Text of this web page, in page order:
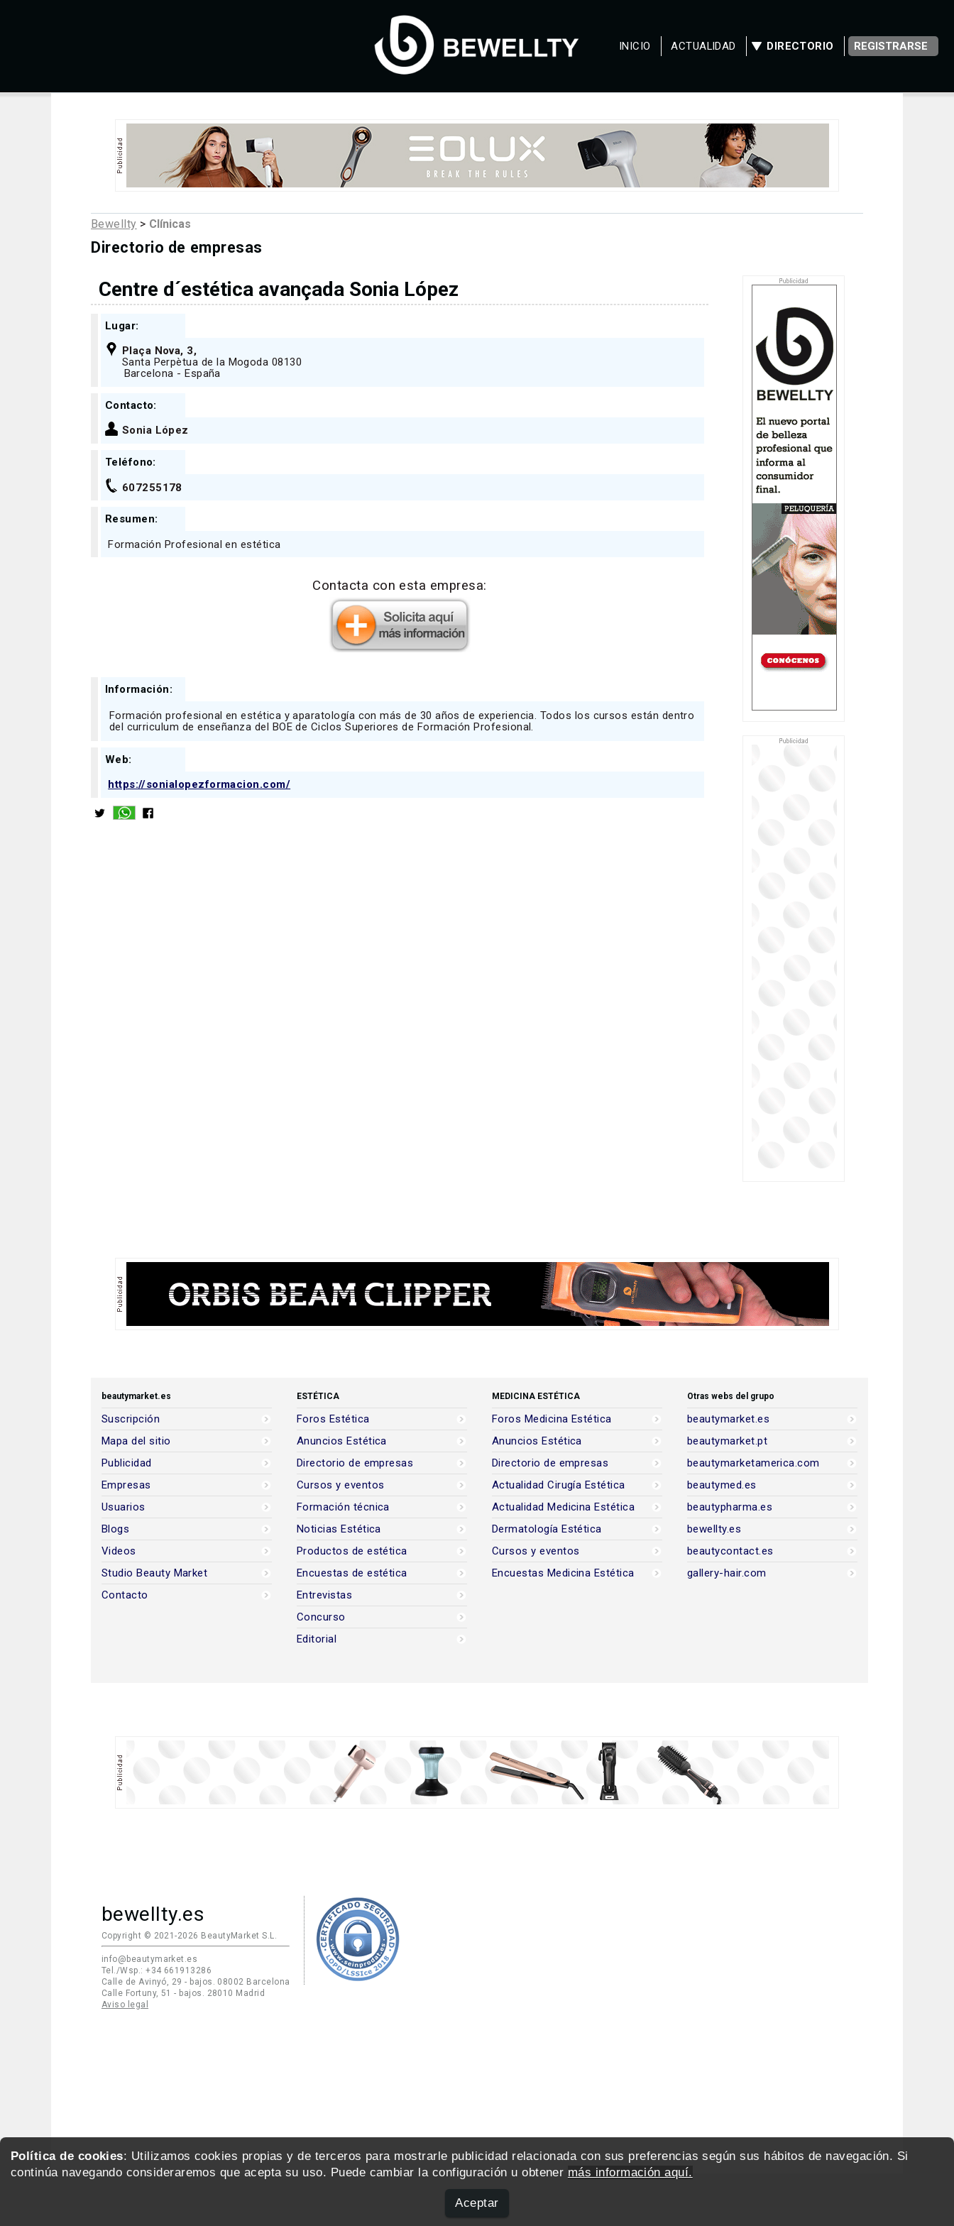
Política de cookies: Utilizamos cookies propias y de terceros para mostrarle publicidad relacionada con sus preferencias según sus hábitos de navegación. Si
continúa navegando consideraremos que acepta su uso. Puede cambiar la configuración u obtener más información aquí.
Aceptar
INICIO ACTUALIDAD DIRECTORIO REGISTRARSE
Bewellty > Clínicas
Directorio de empresas
Centre d´estética avançada Sonia López
Lugar:
Plaça Nova, 3,
Santa Perpètua de la Mogoda 08130
Barcelona - España
Contacto:
Sonia López
Teléfono:
607255178
Resumen:
Formación Profesional en estética
Contacta con esta empresa:
Información:
Formación profesional en estética y aparatología con más de 30 años de experiencia. Todos los cursos están dentro
del curriculum de enseñanza del BOE de Ciclos Superiores de Formación Profesional.
Web:
https://sonialopezformacion.com/
beautymarket.es
Suscripción
Mapa del sitio
Publicidad
Empresas
Usuarios
Blogs
Videos
Studio Beauty Market
Contacto
ESTÉTICA
Foros Estética
Anuncios Estética
Directorio de empresas
Cursos y eventos
Formación técnica
Noticias Estética
Productos de estética
Encuestas de estética
Entrevistas
Concurso
Editorial
MEDICINA ESTÉTICA
Foros Medicina Estética
Anuncios Estética
Directorio de empresas
Actualidad Cirugía Estética
Actualidad Medicina Estética
Dermatología Estética
Cursos y eventos
Encuestas Medicina Estética
Otras webs del grupo
beautymarket.es
beautymarket.pt
beautymarketamerica.com
beautymed.es
beautypharma.es
bewellty.es
beautycontact.es
gallery-hair.com
bewellty.es
Copyright © 2021-2026 BeautyMarket S.L.
info@beautymarket.es
Tel./Wsp.: +34 661913286
Calle de Avinyó, 29 - bajos. 08002 Barcelona
Calle Fortuny, 51 - bajos. 28010 Madrid
Aviso legal